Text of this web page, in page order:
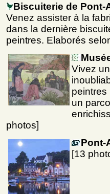
Biscuiterie de Pont-
Venez assister à la
dans la dernière
peintres. Elaborés
Vivez
peintres
un
photos]
Pont-
[13